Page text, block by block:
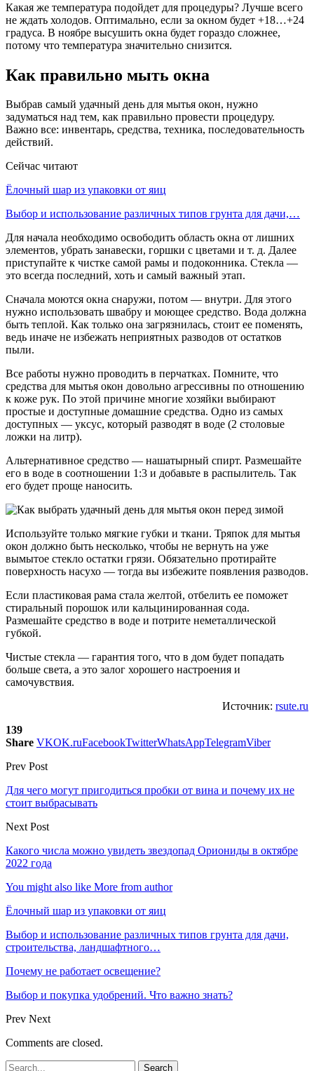
Какая же температура подойдет для процедуры? Лучше всего
не ждать холодов. Оптимально, если за окном будет +18…+24
градуса. В ноябре высушить окна будет гораздо сложнее,
потому что температура значительно снизится.
Как правильно мыть окна
Выбрав самый удачный день для мытья окон, нужно
задуматься над тем, как правильно провести процедуру.
Важно все: инвентарь, средства, техника, последовательность
действий.
Сейчас читают
Ёлочный шар из упаковки от яиц
Выбор и использование различных типов грунта для дачи,…
Для начала необходимо освободить область окна от лишних
элементов, убрать занавески, горшки с цветами и т. д. Далее
приступайте к чистке самой рамы и подоконника. Стекла —
это всегда последний, хоть и самый важный этап.
Сначала моются окна снаружи, потом — внутри. Для этого
нужно использовать швабру и моющее средство. Вода должна
быть теплой. Как только она загрязнилась, стоит ее поменять,
ведь иначе не избежать неприятных разводов от остатков
пыли.
Все работы нужно проводить в перчатках. Помните, что
средства для мытья окон довольно агрессивны по отношению
к коже рук. По этой причине многие хозяйки выбирают
простые и доступные домашние средства. Одно из самых
доступных — уксус, который разводят в воде (2 столовые
ложки на литр).
Альтернативное средство — нашатырный спирт. Размешайте
его в воде в соотношении 1:3 и добавьте в распылитель. Так
его будет проще наносить.
Используйте только мягкие губки и ткани. Тряпок для мытья
окон должно быть несколько, чтобы не вернуть на уже
вымытое стекло остатки грязи. Обязательно протирайте
поверхность насухо — тогда вы избежите появления разводов.
Если пластиковая рама стала желтой, отбелить ее поможет
стиральный порошок или кальцинированная сода.
Размешайте средство в воде и потрите неметаллической
губкой.
Чистые стекла — гарантия того, что в дом будет попадать
больше света, а это залог хорошего настроения и
самочувствия.
Источник: rsute.ru
139
Share VKOK.ruFacebookTwitterWhatsAppTelegramViber
Prev Post
Для чего могут пригодиться пробки от вина и почему их не
стоит выбрасывать
Next Post
Какого числа можно увидеть звездопад Ориониды в октябре
2022 года
You might also like More from author
Ёлочный шар из упаковки от яиц
Выбор и использование различных типов грунта для дачи,
строительства, ландшафтного…
Почему не работает освещение?
Выбор и покупка удобрений. Что важно знать?
Prev Next
Comments are closed.